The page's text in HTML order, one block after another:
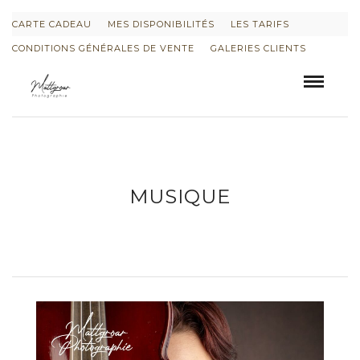
GROSSESSE
INFORMATIONS SUR LES PHOTOS
CARTE CADEAU MES DISPONIBILITÉS LES TARIFS
CONDITIONS GÉNÉRALES DE VENTE GALERIES CLIENTS
MUSIQUE